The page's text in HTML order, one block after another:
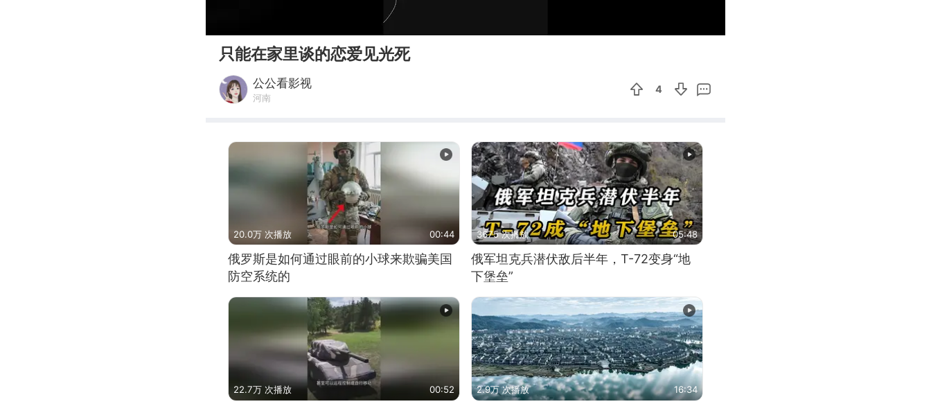
只能在家里谈的恋爱见光死
公公看影视
河南
4
20.0万 次播放 00:44
俄罗斯是如何通过眼前的小球来欺骗美国
防空系统的
3675 次播放 05:48
俄军坦克兵潜伏敌后半年，T-72变身“地
下堡垒”
22.7万 次播放 00:52 2.9万 次播放 16:34